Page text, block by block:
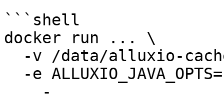
```shell
docker run ... \